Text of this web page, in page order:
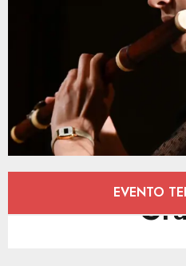
Horarios y datos de
EVENTO